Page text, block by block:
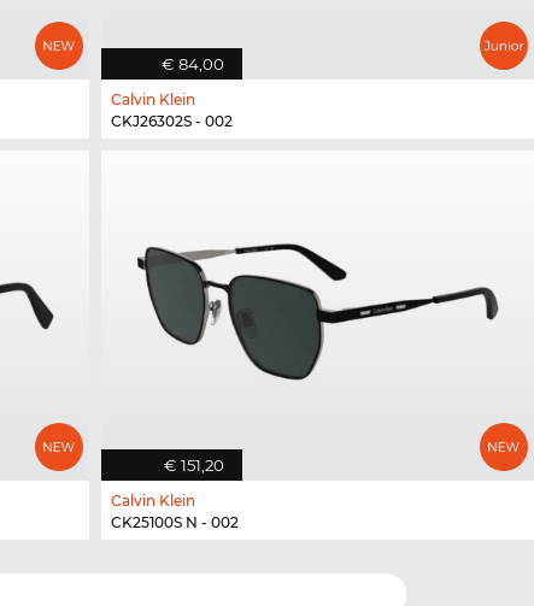
€ 84,00
Calvin Klein
CKJ26302S - 002
€ 151,20
Calvin Klein
CK25100S N - 002